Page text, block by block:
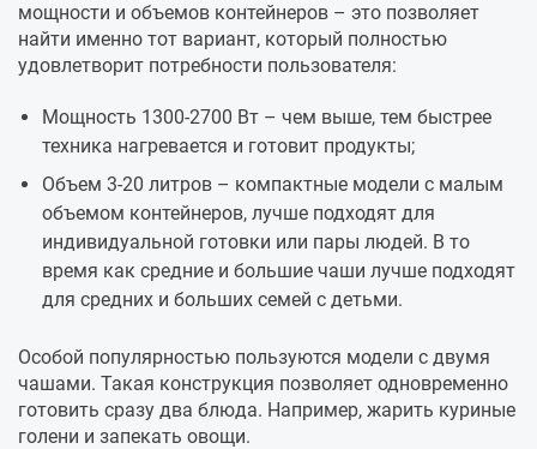
мощности и объемов контейнеров – это позволяет
найти именно тот вариант, который полностью
удовлетворит потребности пользователя:
Мощность 1300-2700 Вт – чем выше, тем быстрее
техника нагревается и готовит продукты;
Объем 3-20 литров – компактные модели с малым
объемом контейнеров, лучше подходят для
индивидуальной готовки или пары людей. В то
время как средние и большие чаши лучше подходят
для средних и больших семей с детьми.
Особой популярностью пользуются модели с двумя
чашами. Такая конструкция позволяет одновременно
готовить сразу два блюда. Например, жарить куриные
голени и запекать овощи.